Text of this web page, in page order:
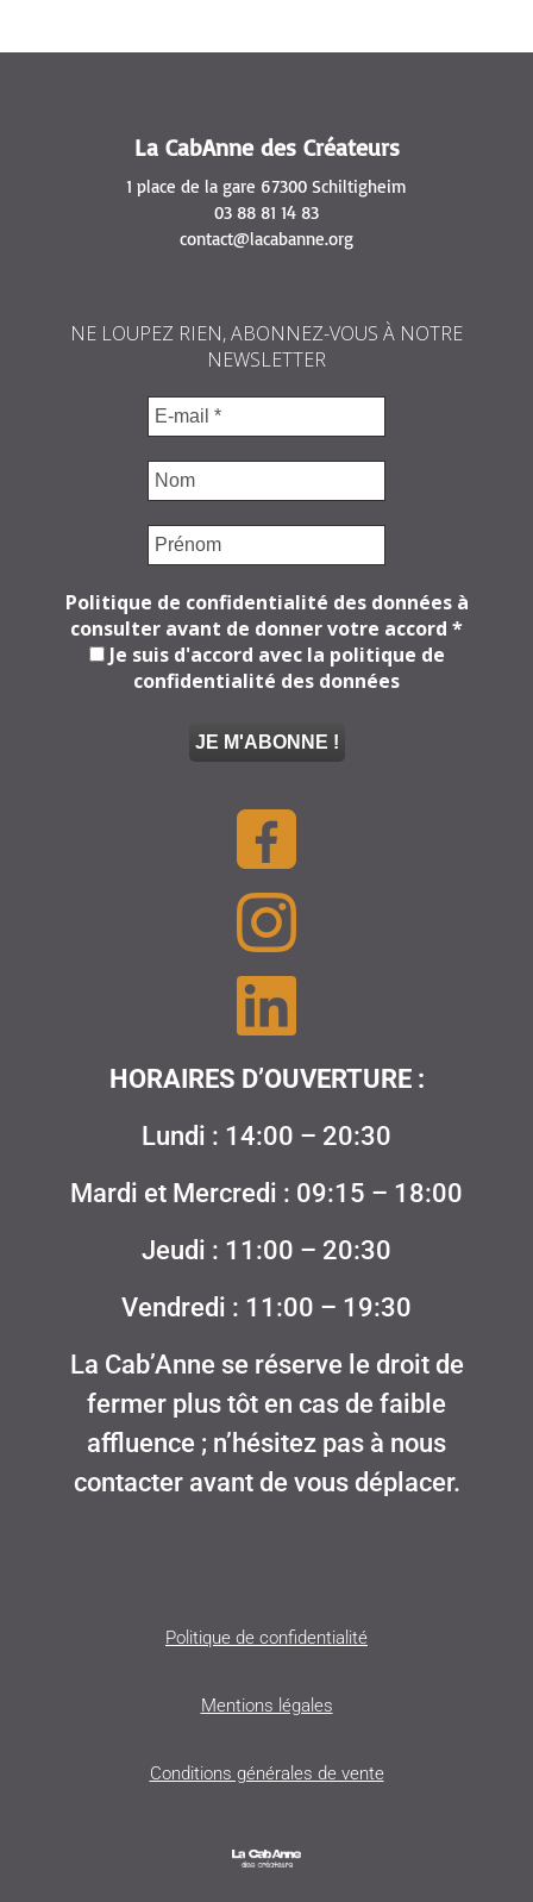
La CabAnne des Créateurs
1 place de la gare 67300 Schiltigheim
03 88 81 14 83
contact@lacabanne.org
NE LOUPEZ RIEN, ABONNEZ-VOUS À NOTRE
NEWSLETTER
Politique de confidentialité des données à
consulter avant de donner votre accord *
Je suis d'accord avec la politique de
confidentialité des données
HORAIRES D’OUVERTURE :
Lundi : 14:00 – 20:30
Mardi et Mercredi : 09:15 – 18:00
Jeudi : 11:00 – 20:30
Vendredi : 11:00 – 19:30
La Cab’Anne se réserve le droit de
fermer plus tôt en cas de faible
affluence ; n’hésitez pas à nous
contacter avant de vous déplacer.
Politique de confidentialité
Mentions légales
Conditions générales de vente